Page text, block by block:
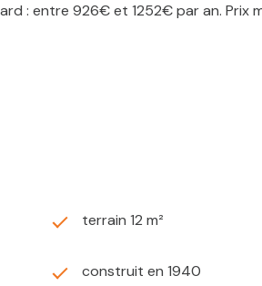
: entre 926€ et 1252€ par an. Prix
terrain 12 m²
construit en 1940